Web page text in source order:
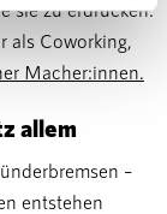
identifizieren
Daten
im
sie zu erdrücken.
als Coworking,
Macher:innen.
allem
–
entstehen